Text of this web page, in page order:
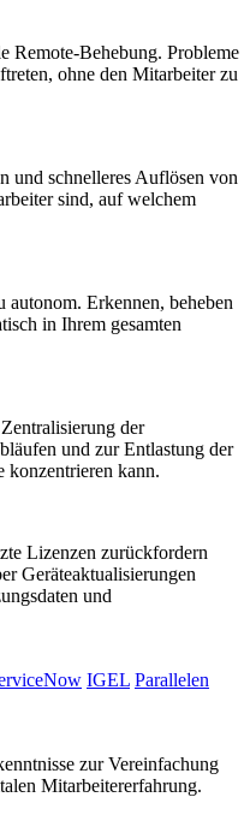
Remote-Behebung. Probleme
ohne den Mitarbeiter zu
und schnelleres Auflösen von
sind, auf welchem
Erkennen, beheben
in Ihrem gesamten
der
und zur Entlastung der
konzentrieren kann.
Lizenzen zurückfordern
Geräteaktualisierungen
und
IGEL Parallelen
zur Vereinfachung
Mitarbeitererfahrung.